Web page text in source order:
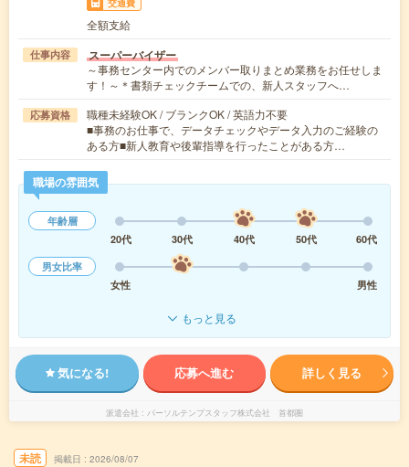
全額支給
仕事内容 スーパーバイザー
～事務センター内でのメンバー取りまとめ業務をお任せしま
す！～＊書類チェックチームでの、新人スタッフへ…
応募資格
職種未経験OK / ブランクOK / 英語力不要
■事務のお仕事で、データチェックやデータ入力のご経験の
ある方■新人教育や後輩指導を行ったことがある方…
職場の雰囲気
年齢層
20代
30代 40代 50代
60代
男女比率
女性
男性
もっと見る
気になる! 応募へ進む 詳しく見る
派遣会社 パーソルテンプスタッフ株式会社 首都圏
未読 掲載日 2026/08/07